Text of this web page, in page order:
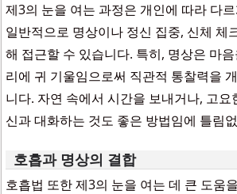
제3의 눈을 여는 과정은 개인에 따라 다
일반적으로 명상이나 정신 집중, 신체 체
해 접근할 수 있습니다. 특히, 명상은 마
리에 귀 기울임으로써 직관적 통찰력을
니다. 자연 속에서 시간을 보내거나, 고
신과 대화하는 것도 좋은 방법임에 틀림
호흡과 명상의 결합
호흡법 또한 제3의 눈을 여는 데 큰 도움